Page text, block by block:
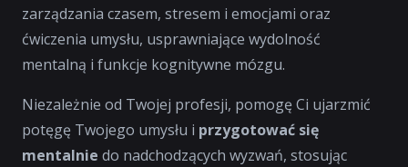
zarządzania czasem, stresem i emocjami oraz
ćwiczenia umysłu, usprawniające wydolność
mentalną i funkcje kognitywne mózgu.
Niezależnie od Twojej profesji, pomogę Ci ujarzmić
potęgę Twojego umysłu i przygotować się
mentalnie do nadchodzących wyzwań, stosując